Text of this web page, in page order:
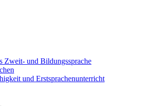
Zweit- und Bildungssprache
und Erstsprachenunterricht